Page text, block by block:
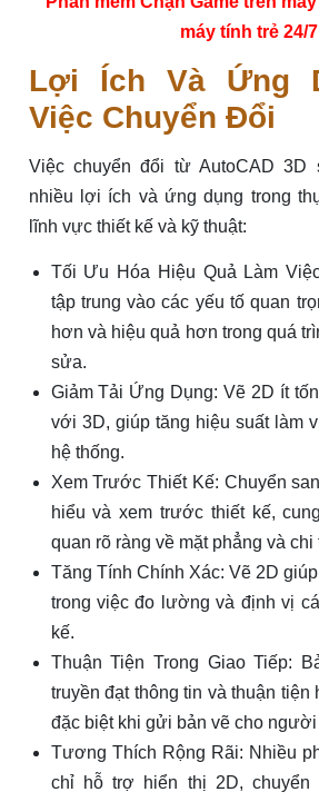
máy tính trẻ 24/7
Lợi Ích Và Ứng
Việc Chuyển Đổi
Việc chuyển đổi từ AutoCAD 3D
nhiều lợi ích và ứng dụng trong
lĩnh vực thiết kế và kỹ thuật:
Tối Ưu Hóa Hiệu Quả Làm
tập trung vào các yếu tố quan
hơn và hiệu quả hơn trong quá
sửa.
Giảm Tải Ứng Dụng: Vẽ 2D ít
với 3D, giúp tăng hiệu suất làm
hệ thống.
Xem Trước Thiết Kế: Chuyển
hiểu và xem trước thiết kế,
quan rõ ràng về mặt phẳng và chi
Tăng Tính Chính Xác: Vẽ 2D
trong việc đo lường và định vị
kế.
Thuận Tiện Trong Giao Tiếp:
truyền đạt thông tin và thuận tiện
đặc biệt khi gửi bản vẽ cho người
Tương Thích Rộng Rãi: Nhiều
chỉ hỗ trợ hiển thị 2D, chuyển